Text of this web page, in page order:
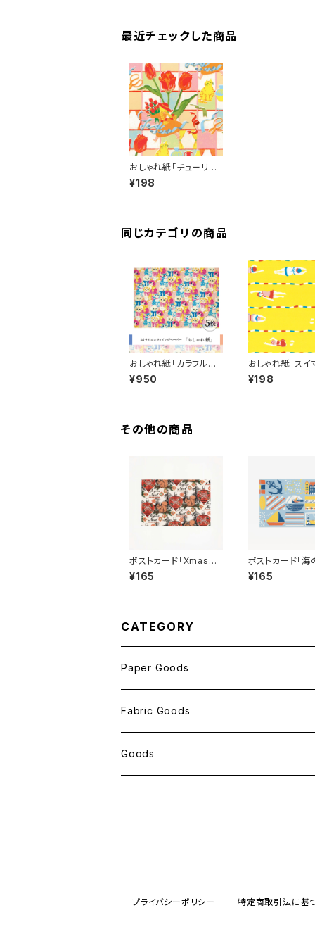
最近チェックした商品
おしゃれ紙「チューリッ
プ」 A4サイズ １枚 a
nt!ant!!ant!!!
¥198
同じカテゴリの商品
おしゃれ紙「カラフルネ
コチャン」 A4サイズ ５
枚 ant!ant!!ant!!!
¥950
おしゃれ紙「ス
イエロー」 A4
１枚
¥198
その他の商品
ポストカード「Xmasリ
ス」 １枚 ant!ant!!a
nt!!!
¥165
ポストカード「海
る街 ブルー
ant!ant!!ant!!!
¥165
CATEGORY
Paper Goods
おしゃれ紙
ポストカード
Fabric Goods
ポーチ
Goods
プライバシーポリシー 特定商取引法に基